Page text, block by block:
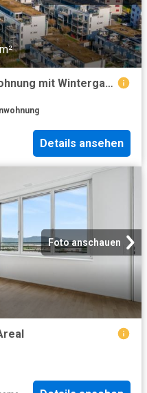
Grosszügige 3.5 Zimmer Wohnung mit Wintergarten in Stadtnähe
Details ansehen
Foto anschauen